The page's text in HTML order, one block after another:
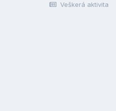
Veškerá aktivita